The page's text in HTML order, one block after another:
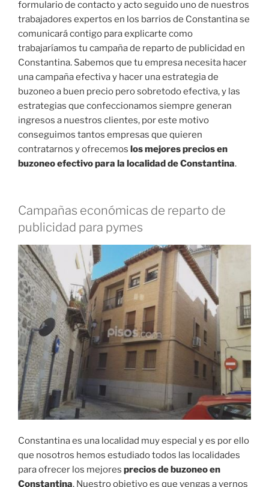
formulario de contacto y acto seguido uno de nuestros
trabajadores expertos en los barrios de Constantina se
comunicará contigo para explicarte como
trabajaríamos tu campaña de reparto de publicidad en
Constantina. Sabemos que tu empresa necesita hacer
una campaña efectiva y hacer una estrategia de
buzoneo a buen precio pero sobretodo efectiva, y las
estrategias que confeccionamos siempre generan
ingresos a nuestros clientes, por este motivo
conseguimos tantos empresas que quieren
contratarnos y ofrecemos los mejores precios en
buzoneo efectivo para la localidad de Constantina.
Campañas económicas de reparto de
publicidad para pymes
Constantina es una localidad muy especial y es por ello
que nosotros hemos estudiado todos las localidades
para ofrecer los mejores precios de buzoneo en
Constantina. Nuestro objetivo es que vengas a vernos